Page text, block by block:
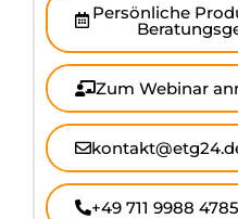
Persönliche
Zum Webinar
+49 711 9988 4785